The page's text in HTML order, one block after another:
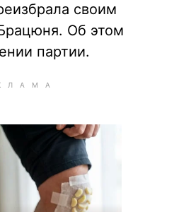
своим
Об этом
партии.